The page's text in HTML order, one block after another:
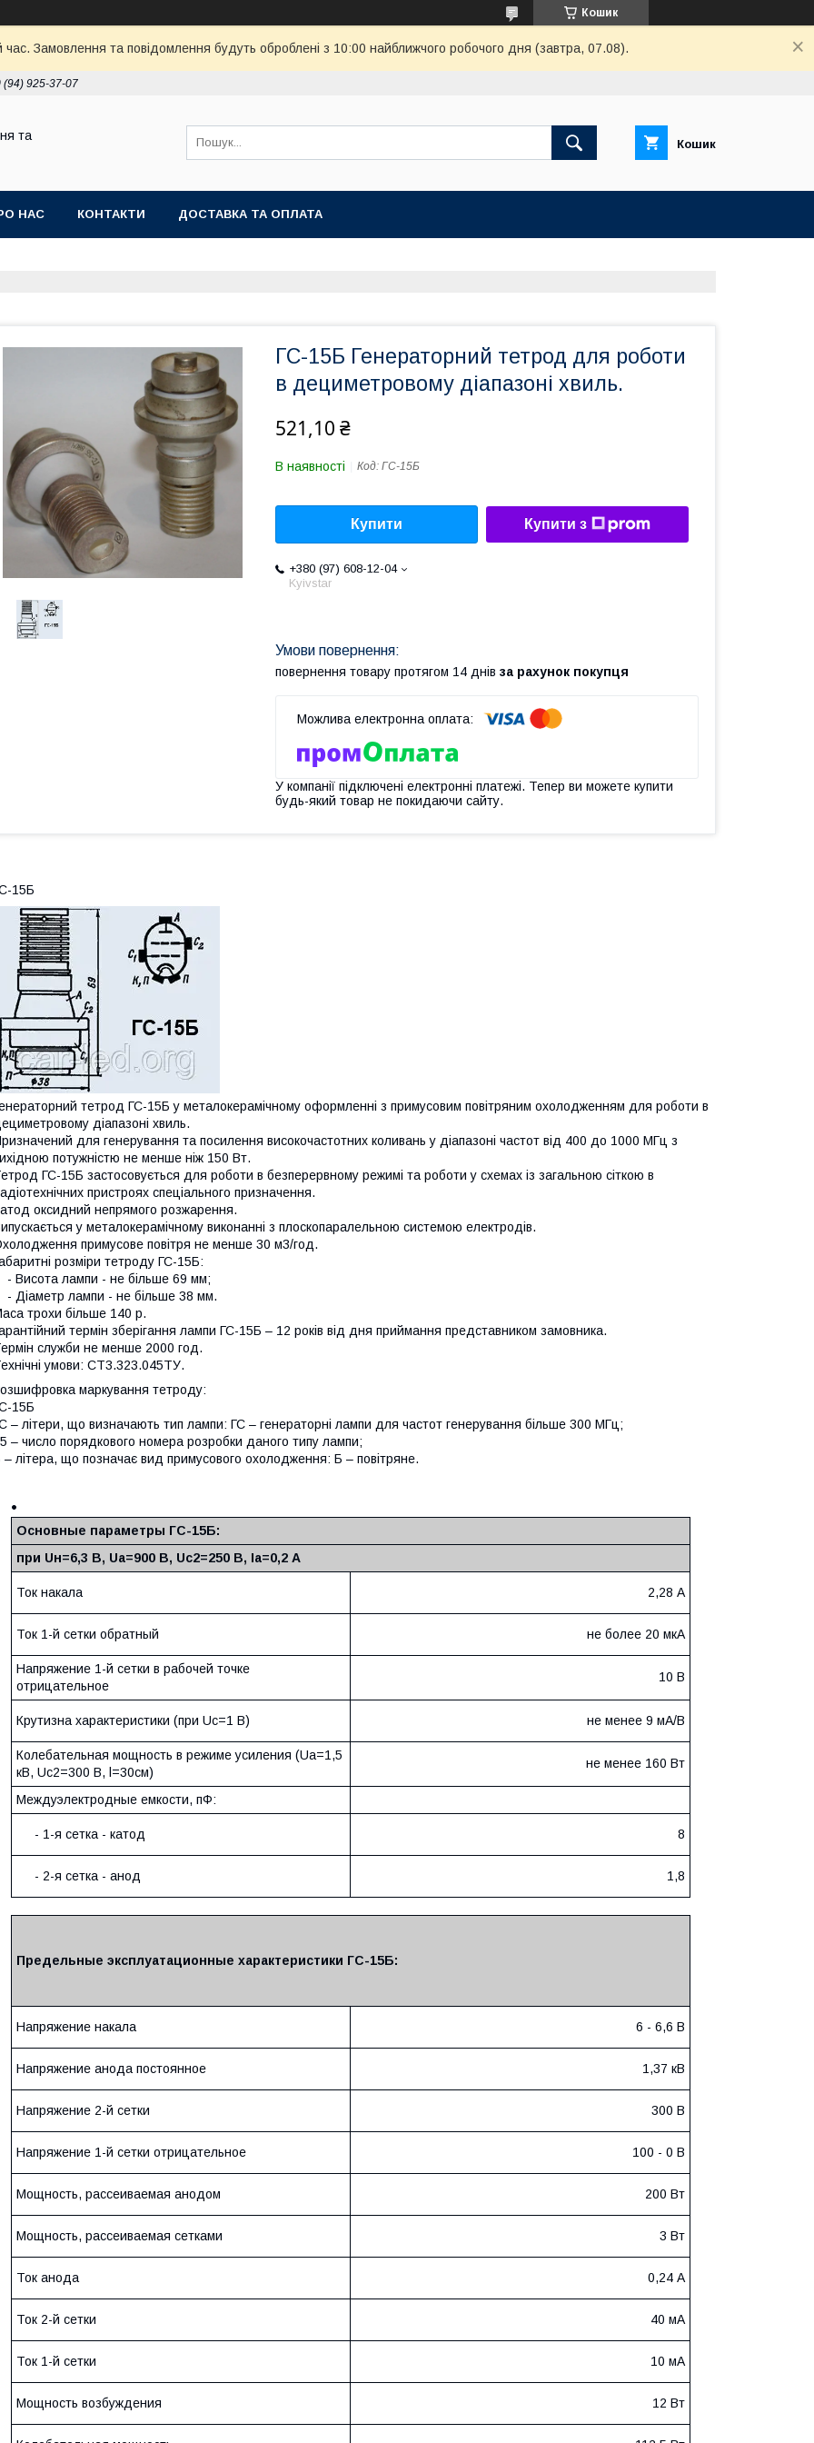
Кошик
час. Замовлення та повідомлення будуть оброблені з 10:00 найближчого робочого дня (завтра, 07.08).
(94) 925-37-07
та
Кошик
НАС КОНТАКТИ ДОСТАВКА ТА ОПЛАТА
ГС-15Б Генераторний тетрод для роботи
в дециметровому діапазоні хвиль.
521,10 ₴
В наявності Код: ГС-15Б
Купити Купити з
+380 (97) 608-12-04
Kyivstar
повернення товару протягом 14 днів за рахунок покупця
У компанії підключені електронні платежі. Тепер ви можете купити
будь-який товар не покидаючи сайту.
15Б
тетрод ГС-15Б у металокерамічному оформленні з примусовим повітряним охолодженням для роботи в
діапазоні хвиль.
для генерування та посилення високочастотних коливань у діапазоні частот від 400 до 1000 МГц з
потужністю не менше ніж 150 Вт.
ГС-15Б застосовується для роботи в безперервному режимі та роботи у схемах із загальною сіткою в
пристроях спеціального призначення.
оксидний непрямого розжарення.
у металокерамічному виконанні з плоскопаралельною системою електродів.
примусове повітря не менше 30 м3/год.
розміри тетроду ГС-15Б:
- Висота лампи - не більше 69 мм;
- Діаметр лампи - не більше 38 мм.
трохи більше 140 р.
термін зберігання лампи ГС-15Б – 12 років від дня приймання представником замовника.
служби не менше 2000 год.
умови: СТ3.323.045ТУ.
маркування тетроду:
15Б
– літери, що визначають тип лампи: ГС – генераторні лампи для частот генерування більше 300 МГц;
– число порядкового номера розробки даного типу лампи;
– літера, що позначає вид примусового охолодження: Б – повітряне.
Основные параметры ГC-15Б:
при Uн=6,3 В, Uа=900 В, Uс2=250 В, Iа=0,2 А
Ток накала 2,28 А
Ток 1-й сетки обратный не более 20 мкА
Напряжение 1-й сетки в рабочей точке
отрицательное
10 В
Крутизна характеристики (при Uс=1 В) не менее 9 мА/В
Колебательная мощность в режиме усиления (Uа=1,5
кВ, Uс2=300 В, l=30см)
не менее 160 Вт
Междуэлектродные емкости, пФ:
- 1-я сетка - катод 8
- 2-я сетка - анод 1,8
Предельные эксплуатационные характеристики ГС-15Б:
Напряжение накала 6 - 6,6 В
Напряжение анода постоянное 1,37 кВ
Напряжение 2-й сетки 300 В
Напряжение 1-й сетки отрицательное 100 - 0 В
Мощность, рассеиваемая анодом 200 Вт
Мощность, рассеиваемая сетками 3 Вт
Ток анода 0,24 А
Ток 2-й сетки 40 мА
Ток 1-й сетки 10 мА
Мощность возбуждения 12 Вт